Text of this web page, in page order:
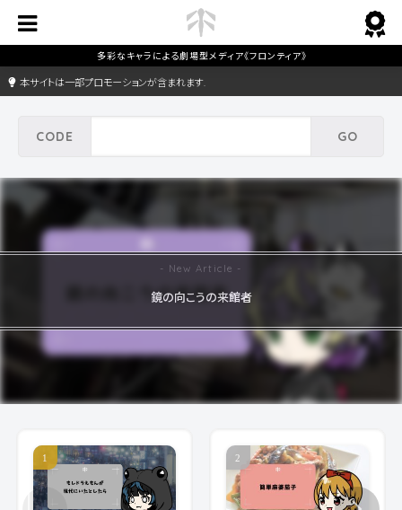
本サイトは一部プロモーションが含まれます.
鏡の向こうの来館者